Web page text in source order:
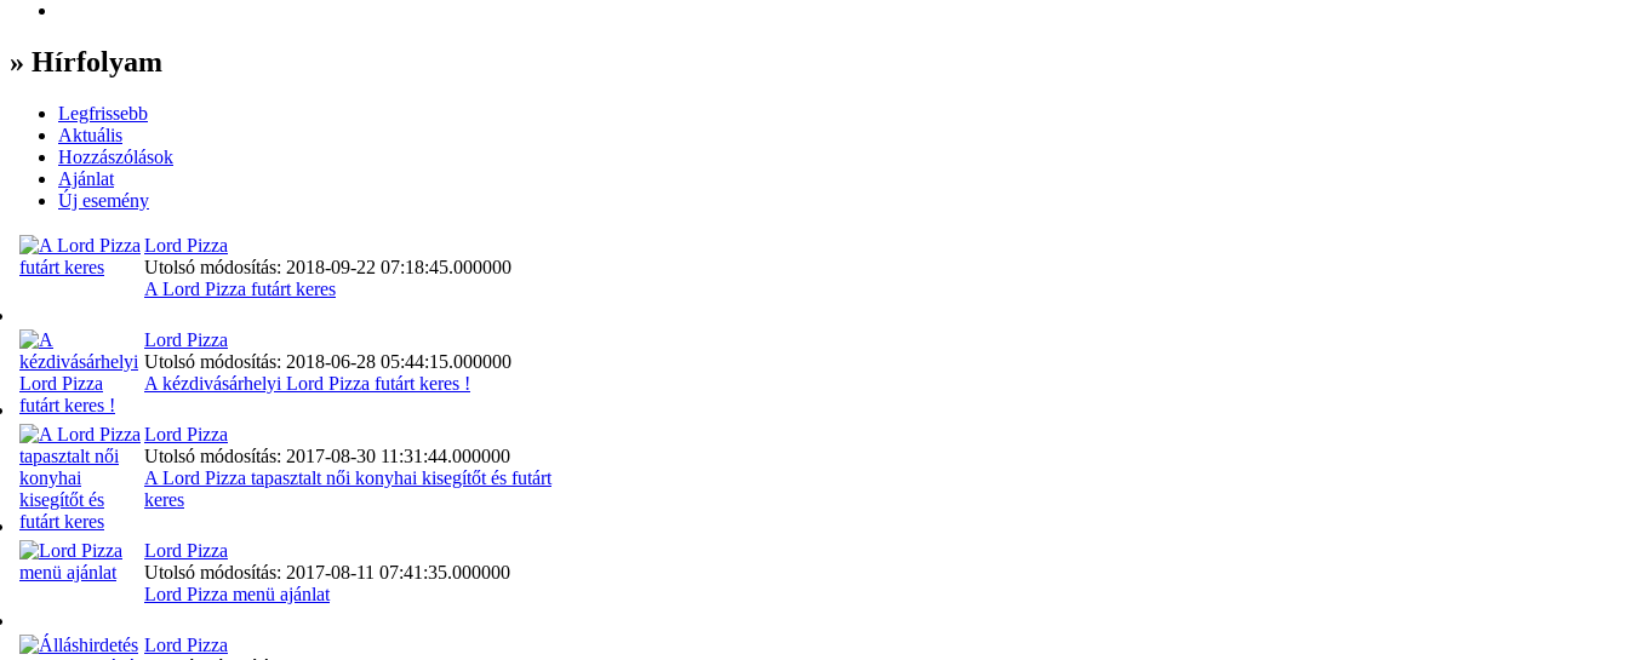
» Hírfolyam
Legfrissebb
Aktuális
Hozzászólások
Ajánlat
Új esemény
Lord Pizza
Utolsó módosítás: 2018-09-22 07:18:45.000000
A Lord Pizza futárt keres
Lord Pizza
Utolsó módosítás: 2018-06-28 05:44:15.000000
A kézdivásárhelyi Lord Pizza futárt keres !
Lord Pizza
Utolsó módosítás: 2017-08-30 11:31:44.000000
A Lord Pizza tapasztalt női konyhai kisegítőt és futárt
keres
Lord Pizza
Utolsó módosítás: 2017-08-11 07:41:35.000000
Lord Pizza menü ajánlat
Lord Pizza